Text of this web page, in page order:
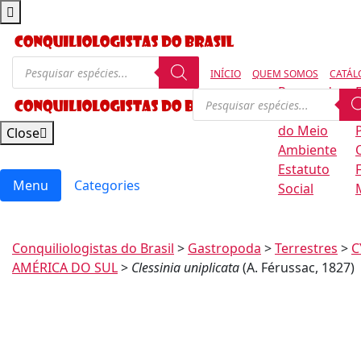
INÍCIO QUEM SOMOS
Regras de
Conservação
do Meio
Ambiente
Estatuto
Social
Close
Menu Categories
Conquiliologistas do Brasil > Gastropoda >Terrestres >
AMÉRICA DO SUL> Clessinia uniplicata(A. Férussac, 1827)